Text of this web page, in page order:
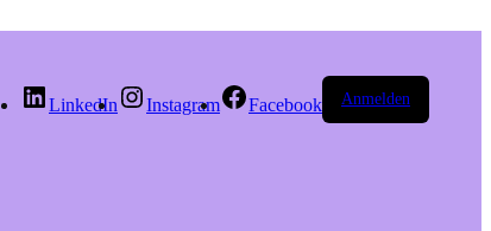
LinkedIn Instagram Facebook Anmelden